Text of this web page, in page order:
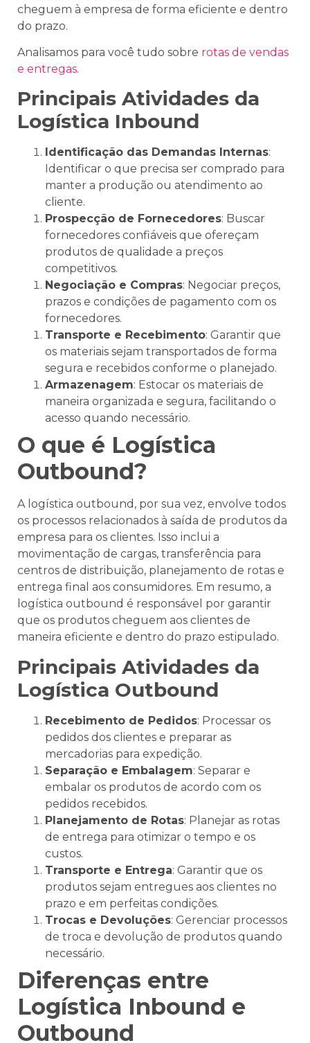
cheguem à empresa de forma eficiente e dentro
do prazo.
Analisamos para você tudo sobre rotas de vendas
e entregas.
Principais Atividades da
Logística Inbound
Identificação das Demandas Internas:
Identificar o que precisa ser comprado para
manter a produção ou atendimento ao
cliente.
Prospecção de Fornecedores: Buscar
fornecedores confiáveis que ofereçam
produtos de qualidade a preços
competitivos.
Negociação e Compras: Negociar preços,
prazos e condições de pagamento com os
fornecedores.
Transporte e Recebimento: Garantir que
os materiais sejam transportados de forma
segura e recebidos conforme o planejado.
Armazenagem: Estocar os materiais de
maneira organizada e segura, facilitando o
acesso quando necessário.
O que é Logística
Outbound?
A logística outbound, por sua vez, envolve todos
os processos relacionados à saída de produtos da
empresa para os clientes. Isso inclui a
movimentação de cargas, transferência para
centros de distribuição, planejamento de rotas e
entrega final aos consumidores. Em resumo, a
logística outbound é responsável por garantir
que os produtos cheguem aos clientes de
maneira eficiente e dentro do prazo estipulado.
Principais Atividades da
Logística Outbound
Recebimento de Pedidos: Processar os
pedidos dos clientes e preparar as
mercadorias para expedição.
Separação e Embalagem: Separar e
embalar os produtos de acordo com os
pedidos recebidos.
Planejamento de Rotas: Planejar as rotas
de entrega para otimizar o tempo e os
custos.
Transporte e Entrega: Garantir que os
produtos sejam entregues aos clientes no
prazo e em perfeitas condições.
Trocas e Devoluções: Gerenciar processos
de troca e devolução de produtos quando
necessário.
Diferenças entre
Logística Inbound e
Outbound